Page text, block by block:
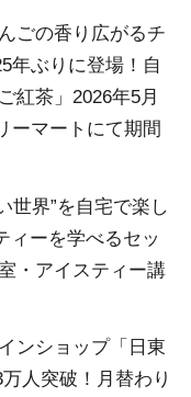
ごの香り広がるチ
年ぶりに登場！自
紅茶」2026年5月
ーマートにて期間
世界”を自宅で楽し
ィーを学べるセッ
・アイスティー講
ンショップ「日東
人突破！月替わり